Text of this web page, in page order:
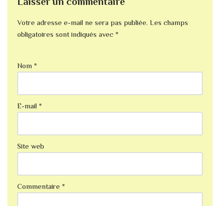
Votre adresse e-mail ne sera pas publiée. Les champs
obligatoires sont indiqués avec *
Nom *
E-mail *
Site web
Commentaire *